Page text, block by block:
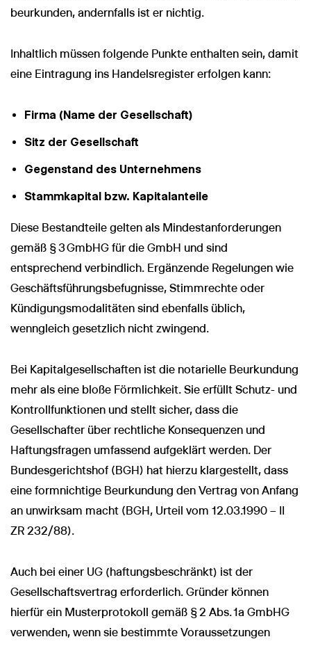
beurkunden, andernfalls ist er nichtig.
Inhaltlich müssen folgende Punkte enthalten sein, damit
eine Eintragung ins Handelsregister erfolgen kann:
Firma (Name der Gesellschaft)
Sitz der Gesellschaft
Gegenstand des Unternehmens
Stammkapital bzw. Kapitalanteile
Diese Bestandteile gelten als Mindestanforderungen
gemäß § 3 GmbHG für die GmbH und sind
entsprechend verbindlich. Ergänzende Regelungen wie
Geschäftsführungsbefugnisse, Stimmrechte oder
Kündigungsmodalitäten sind ebenfalls üblich,
wenngleich gesetzlich nicht zwingend.
Bei Kapitalgesellschaften ist die notarielle Beurkundung
mehr als eine bloße Förmlichkeit. Sie erfüllt Schutz- und
Kontrollfunktionen und stellt sicher, dass die
Gesellschafter über rechtliche Konsequenzen und
Haftungsfragen umfassend aufgeklärt werden. Der
Bundesgerichtshof (BGH) hat hierzu klargestellt, dass
eine formnichtige Beurkundung den Vertrag von Anfang
an unwirksam macht (BGH, Urteil vom 12.03.1990 – II
ZR 232/88).
Auch bei einer UG (haftungsbeschränkt) ist der
Gesellschaftsvertrag erforderlich. Gründer können
hierfür ein Musterprotokoll gemäß § 2 Abs. 1a GmbHG
verwenden, wenn sie bestimmte Voraussetzungen
Wir nutzen Cookies und Pixel um Dir die bestmögliche
Browsing-Erfahrung zu bieten. Die mit Hilfe von Cookies und
Webseite genutzt und um Beglaubigt.de-Nutzern und
potenziellen Neukunden die für sie relevantesten
unserer EU-weiten und globalen Tätigkeiten genutzt.
Mehr erfahren
Cookie Einstellungen